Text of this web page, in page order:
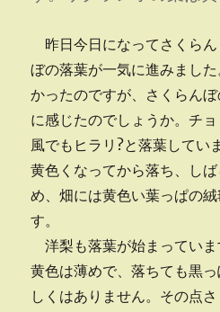
昨日今日になってさくらん
ぼの落葉が一気に進みまし
かったのですが、さくらん
に感じたのでしょうか。チ
風でもヒラリ?と落葉してい
黄色くなってから落ち、し
め、畑には黄色い葉っぱの
す。
洋梨も落葉が始まっていま
黄色は薄めで、落ちても黒
しくはありません。その点